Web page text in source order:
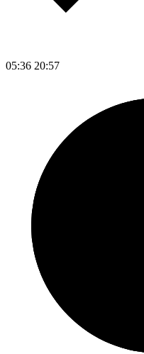
05:36 20:57